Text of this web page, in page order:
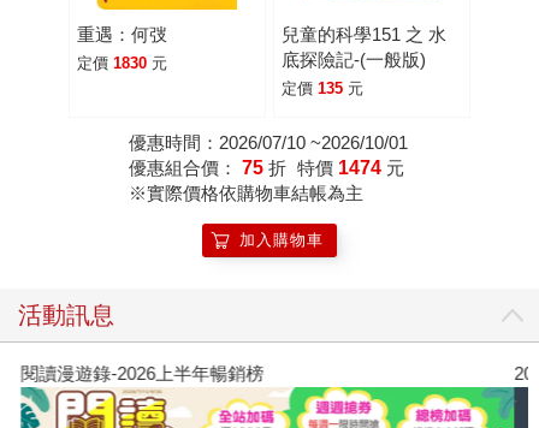
重遇：何弢
定價 1830 元
兒童的科學151 之 水
底探險記-(一般版)
定價 135 元
優惠時間：2026/07/10 ~2026/10/01
優惠組合價： 75 折 特價 1474 元
※實際價格依購物車結帳為主
加入購物車
活動訊息
閱讀漫遊錄-2026上半年暢銷榜